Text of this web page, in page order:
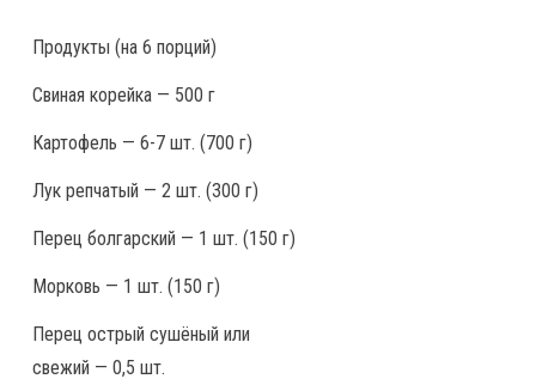
Продукты (на 6 порций)
Свиная корейка — 500 г
Картофель — 6-7 шт. (700 г)
Лук репчатый — 2 шт. (300 г)
Перец болгарский — 1 шт. (150 г)
Морковь — 1 шт. (150 г)
Перец острый сушёный или
свежий — 0,5 шт.